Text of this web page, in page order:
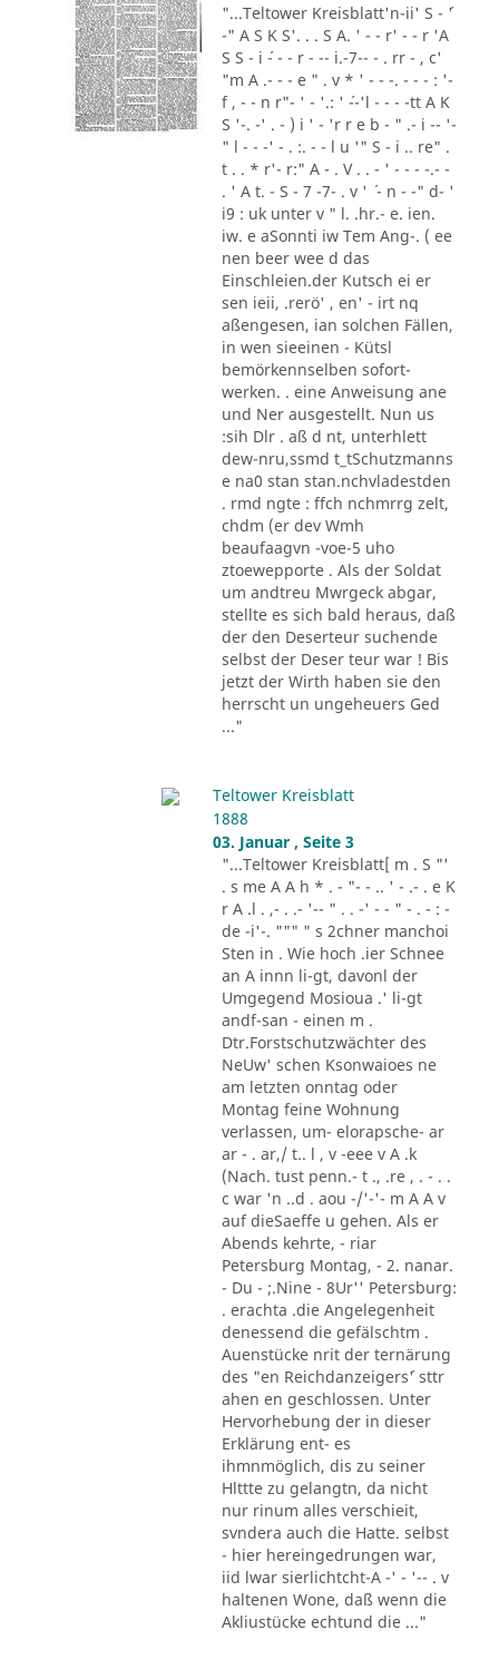
"...Teltower Kreisblatt'n-ii' S - ´'
-" A S K S'. . . S A. ' - - r' - - r 'A
S S - i ´- - - r - -- i.-7-- - . rr - , c'
"m A .- - - e " . v * ' - - -. - - - : '-
f , - - n r"- ' - '.: ' ´--'l - - - -tt A K
S '-. -' . - ) i ' - 'r r e b - " .- i -- '-
" l - - -' - . :. - - l u '" S - i .. re" .
t . . * r'- r:" A - . V . . - ' - - - -.- -
. ' A t. - S - 7 -7- . v ' ´ - n - -" d- '
i9 : uk unter v " l. .hr.- e. ien.
iw. e aSonnti iw Tem Ang-. ( ee
nen beer wee d das
Einschleien.der Kutsch ei er
sen ieii, .rerö' , en' - irt nq
aßengesen, ian solchen Fällen,
in wen sieeinen - Kütsl
bemörkennselben sofort-
werken. . eine Anweisung ane
und Ner ausgestellt. Nun us
:sih Dlr . aß d nt, unterhlett
dew-nru,ssmd t_tSchutzmanns
e na0 stan stan.nchvladestden
. rmd ngte : ffch nchmrrg zelt,
chdm (er dev Wmh
beaufaagvn -voe-5 uho
ztoewepporte . Als der Soldat
um andtreu Mwrgeck abgar,
stellte es sich bald heraus, daß
der den Deserteur suchende
selbst der Deser teur war ! Bis
jetzt der Wirth haben sie den
herrscht un ungeheuers Ged
..."
Teltower Kreisblatt
1888
03. Januar , Seite 3
"...Teltower Kreisblatt[ m . S "'
. s me A A h * . - "- - .. ' - .- . e K
r A .l . ,- . .- '-- " . . -' - - " - . - : -
de -i'-. """ " s 2chner manchoi
Sten in . Wie hoch .ier Schnee
an A innn li-gt, davonl der
Umgegend Mosioua .' li-gt
andf-san - einen m .
Dtr.Forstschutzwächter des
NeUw' schen Ksonwaioes ne
am letzten onntag oder
Montag feine Wohnung
verlassen, um- elorapsche- ar
ar - . ar,/ t.. l , v -eee v A .k
(Nach. tust penn.- t ., .re , . - . .
c war 'n ..d . aou -/'-'- m A A v
auf dieSaeffe u gehen. Als er
Abends kehrte, - riar
Petersburg Montag, - 2. nanar.
- Du - ;.Nine - 8Ur'' Petersburg:
. erachta .die Angelegenheit
denessend die gefälschtm .
Auenstücke nrit der ternärung
des "en Reichdanzeigers´' sttr
ahen en geschlossen. Unter
Hervorhebung der in dieser
Erklärung ent- es
ihmnmöglich, dis zu seiner
Hlttte zu gelangtn, da nicht
nur rinum alles verschieit,
svndera auch die Hatte. selbst
- hier hereingedrungen war,
iid lwar sierlichtcht-A -' - '-- . v
haltenen Wone, daß wenn die
Akliustücke echtund die ..."